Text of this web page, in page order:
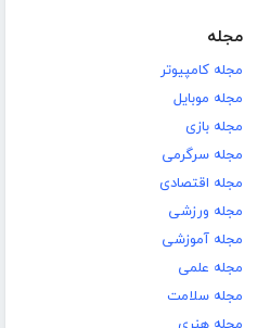
مجله
مجله کامپیوتر
مجله موبایل
مجله بازی
مجله سرگرمی
مجله اقتصادی
مجله ورزشی
مجله آموزشی
مجله علمی
مجله سلامت